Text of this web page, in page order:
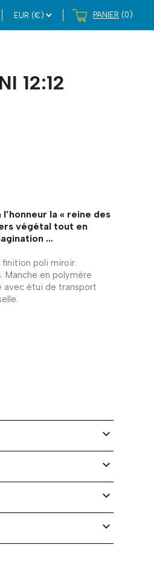
PANIER (0)
12:12
la « reine des
végétal tout en
…
poli miroir.
Manche en polymère
avec étui de transport
expand_more
expand_more
expand_more
expand_more